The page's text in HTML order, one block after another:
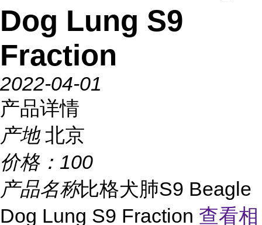
Dog Lung S9
Fraction
2022-04-01
产品详情
产地 北京
价格： 100
产品名称比格犬肺S9 Beagle
Dog Lung S9 Fraction 查看相